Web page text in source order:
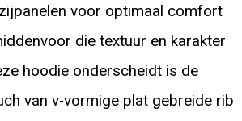
voor optimaal comfort
die textuur en karakter
hoodie onderscheidt is de
van v-vormige plat gebreide rib